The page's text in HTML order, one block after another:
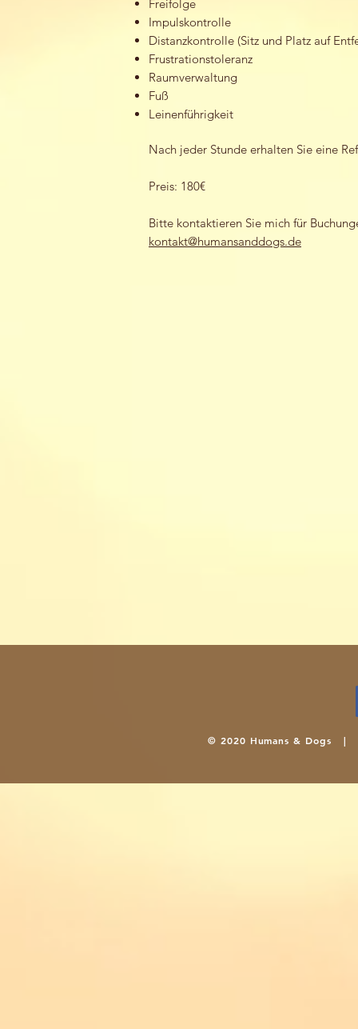
Freifolge
Impulskontrolle
Distanzkontrolle (Sitz und Platz auf
Frustrationstoleranz
Raumverwaltung
Fuß
Leinenführigkeit
Nach jeder Stunde erhalten Sie eine
Preis: 180€
Bitte kontaktieren Sie mich für
kontakt@humansanddogs.de
© 2020 Humans & Dogs